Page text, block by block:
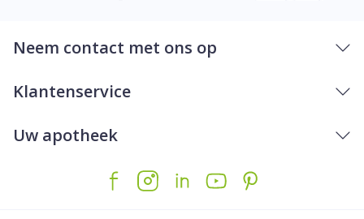
Neem contact met ons op
Klantenservice
Uw apotheek